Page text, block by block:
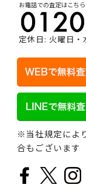
お電話での査定はこちら
定休日: 火曜日・
※当社規定によ
合もございます